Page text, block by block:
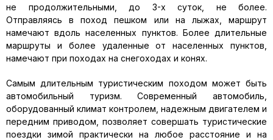
не продолжительными, до 3-х суток, не более.
Отправляясь в поход пешком или на лыжах, маршрут
намечают вдоль населенных пунктов. Более длительные
маршруты и более удаленные от населенных пунктов,
намечают при походах на снегоходах и конях.
Самым длительным туристическим походом может быть
автомобильный туризм. Современный автомобиль,
оборудованный климат контролем, надежным двигателем и
передним приводом, позволяет совершать туристические
поездки зимой практически на любое расстояние и на